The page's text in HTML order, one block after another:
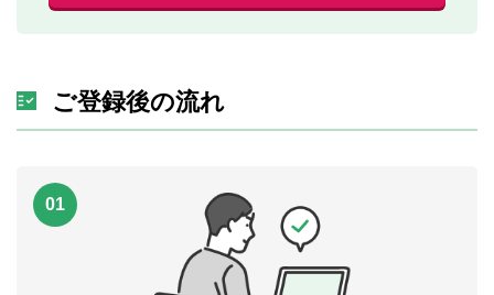
ご登録後の流れ
01